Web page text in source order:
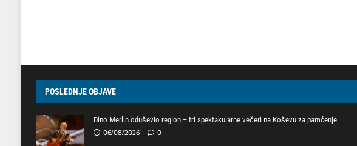
POSLEDNJE OBJAVE
Dino Merlin oduševio region – tri spektakularne večeri na Koševu za pamćenje
06/08/2026 0